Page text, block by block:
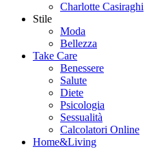
Charlotte Casiraghi
Stile
Moda
Bellezza
Take Care
Benessere
Salute
Diete
Psicologia
Sessualità
Calcolatori Online
Home&Living